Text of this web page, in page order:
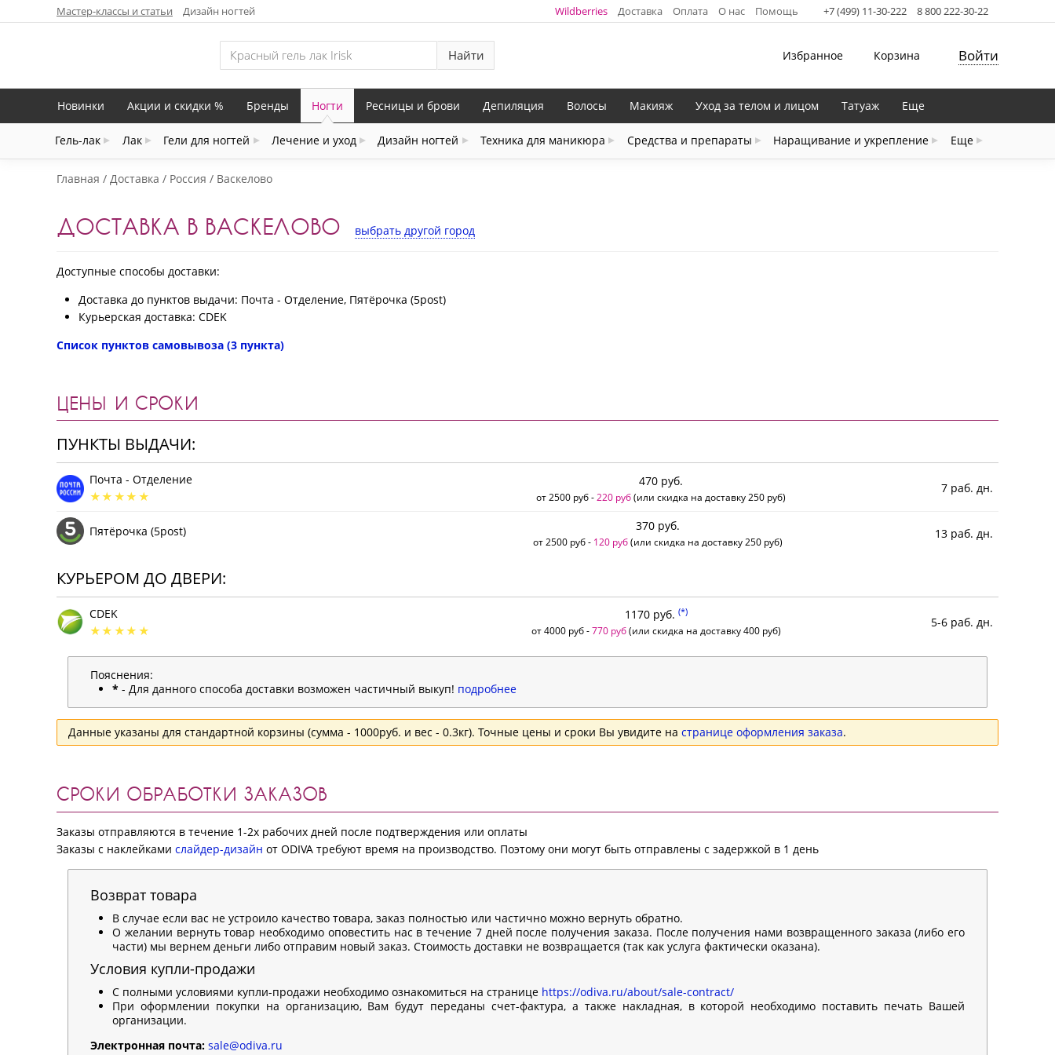
Мастер-классы и статьи Дизайн ногтей Wildberries Доставка Оплата О нас Помощь +7 (499) 11-30-222 8 800 222-30-22
Найти Избранное Корзина Войти
Новинки Акции и скидки % Бренды Ногти
Гель-лак Лак Гели для ногтей Лечение и уход Дизайн ногтей Техника для маникюра Средства и препараты Наращивание и укрепление Еще
Ресницы и брови Депиляция Волосы Макияж Уход за телом и лицом Татуаж Еще
Главная Доставка Россия Васкелово
ДОСТАВКА В ВАСКЕЛОВО выбрать другой город
Доступные способы доставки:
Доставка до пунктов выдачи: Почта - Отделение, Пятёрочка (5post)
Курьерская доставка: CDEK
Список пунктов самовывоза (3 пункта)
ЦЕНЫ И СРОКИ
ПУНКТЫ ВЫДАЧИ:
Почта - Отделение 470 руб.
от 2500 руб - 220 руб(или скидка на доставку 250 руб)
7 раб. дн.
Пятёрочка (5post) 370 руб.
от 2500 руб - 120 руб(или скидка на доставку 250 руб)
13 раб. дн.
КУРЬЕРОМ ДО ДВЕРИ:
CDEK 1170 руб. (*)
от 4000 руб -770 руб(или скидка на доставку 400 руб)
5-6 раб. дн.
Пояснения:
* - Для данного способа доставки возможен частичный выкуп! подробнее
Данные указаны для стандартной корзины (сумма - 1000руб. и вес - 0.3кг). Точные цены и сроки Вы увидите на странице оформления заказа.
СРОКИ ОБРАБОТКИ ЗАКАЗОВ
Заказы отправляются в течение 1-2х рабочих дней после подтверждения или оплаты
Заказы с наклейками слайдер-дизайн от ODIVA требуют время на производство. Поэтому они могут быть отправлены с задержкой в 1 день
Возврат товара
В случае если вас не устроило качество товара, заказ полностью или частично можно вернуть обратно.
О желании вернуть товар необходимо оповестить нас в течение 7 дней после получения заказа. После получения нами возвращенного заказа (либо его
части) мы вернем деньги либо отправим новый заказ. Стоимость доставки не возвращается (так как услуга фактически оказана).
Условия купли-продажи
С полными условиями купли-продажи необходимо ознакомиться на странице https://odiva.ru/about/sale-contract/
При оформлении покупки на организацию, Вам будут переданы счет-фактура, а также накладная, в которой необходимо поставить печать Вашей
организации.
Электронная почта: sale@odiva.ru